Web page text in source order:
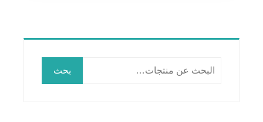
بحث